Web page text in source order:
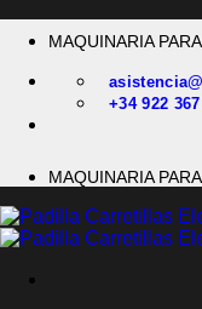
MAQUINARIA
+34 922
MAQUINARIA